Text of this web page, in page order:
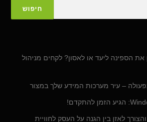
הספינה ליעד או לאסון? לקחים מניהול
– עיר מערכות המידע שלך במצור
לאזן בין הגנה על העסק לחוויית